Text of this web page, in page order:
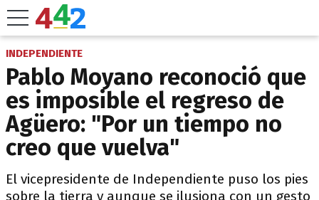
INDEPENDIENTE
Pablo Moyano reconoció que
es imposible el regreso de
Agüero: "Por un tiempo no
creo que vuelva"
El vicepresidente de Independiente puso los pies
sobre la tierra y aunque se ilusiona con un gesto